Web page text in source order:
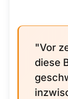
"Vor
diese